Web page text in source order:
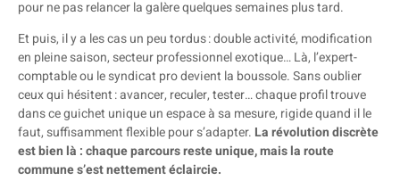
pour ne pas relancer la galère quelques semaines plus tard.
Et puis, il y a les cas un peu tordus : double activité, modification
en pleine saison, secteur professionnel exotique… Là, l’expert-
comptable ou le syndicat pro devient la boussole. Sans oublier
ceux qui hésitent : avancer, reculer, tester… chaque profil trouve
dans ce guichet unique un espace à sa mesure, rigide quand il le
faut, suffisamment flexible pour s’adapter. La révolution discrète
est bien là : chaque parcours reste unique, mais la route
commune s’est nettement éclaircie.